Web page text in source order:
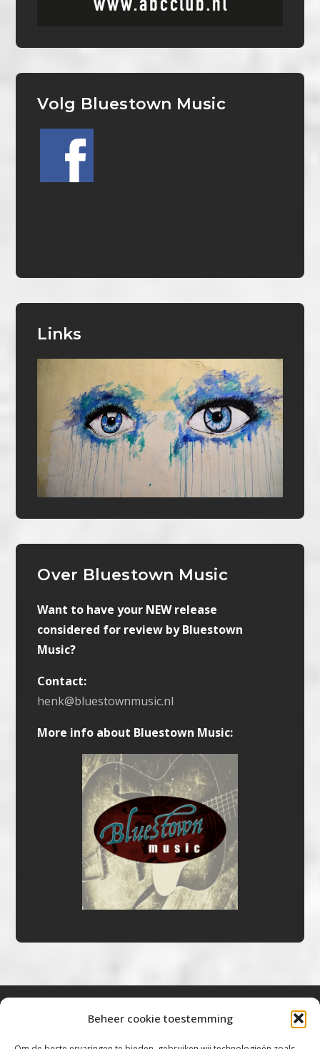
Beheer cookie toestemming
Volg Bluestown Music
Links
Over Bluestown Music
Want to have your NEW release
considered for review by Bluestown
Music?
Contact:
henk@bluestownmusic.nl
More info about Bluestown Music: